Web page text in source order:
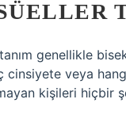
genellikle
cinsiyete veya
kişileri hiçbir